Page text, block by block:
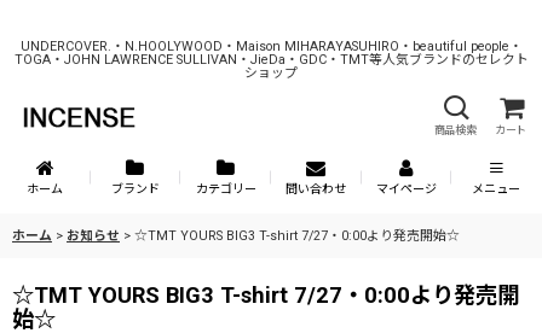
UNDERCOVER.・N.HOOLYWOOD・Maison MIHARAYASUHIRO・beautiful people・
TOGA・JOHN LAWRENCE SULLIVAN・JieDa・GDC・TMT等人気ブランドのセレクト
ショップ
商品検索 カート
ホーム ブランド カテゴリー 問い合わせ マイページ メニュー
ホーム > お知らせ > ☆TMT YOURS BIG3 T-shirt 7/27・0:00より発売開始☆
☆TMT YOURS BIG3 T-shirt 7/27・0:00より発売開
始☆